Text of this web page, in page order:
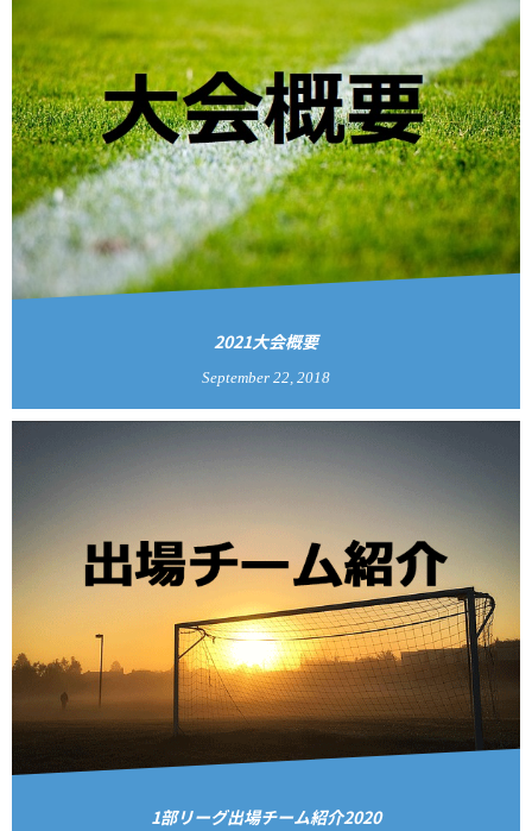
2021大会概要
September 22 2018
1部リーグ出場チーム紹介2020